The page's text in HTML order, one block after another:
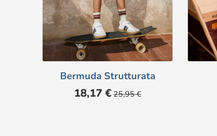
Bermuda Strutturata
Prezzo
18,17 € Prezzo
base
25,95 €